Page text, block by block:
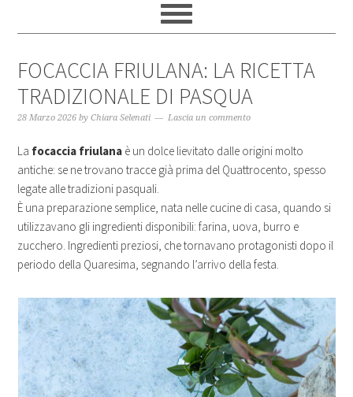
FOCACCIA FRIULANA: LA RICETTA
TRADIZIONALE DI PASQUA
28 Marzo 2026 byChiara Selenati Lascia un commento
La focaccia friulana è un dolce lievitato dalle origini molto
antiche: se ne trovano tracce già prima del Quattrocento, spesso
legate alle tradizioni pasquali.
È una preparazione semplice, nata nelle cucine di casa, quando si
utilizzavano gli ingredienti disponibili: farina, uova, burro e
zucchero. Ingredienti preziosi, che tornavano protagonisti dopo il
periodo della Quaresima, segnando l’arrivo della festa.